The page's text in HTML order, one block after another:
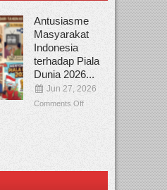
Antusiasme
Masyarakat
Indonesia
terhadap Piala
Dunia 2026...
Jun 27, 2026
Comments Off